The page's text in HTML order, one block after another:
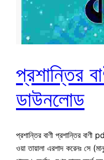
প্রশান্তির
ডাউনলোড
প্রশান্তির বাণী প্রশান্তির
ওয়া তায়ালা এরশাদ করেনঃ সে